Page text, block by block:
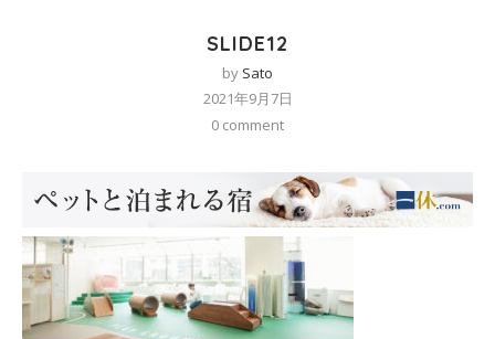
SLIDE12
by Sato
2021年9月7日
0 comment